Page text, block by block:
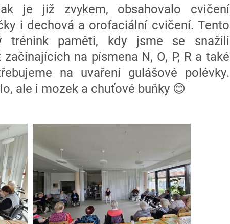
je již zvykem, obsahovalo cvičení
i dechová a orofaciální cvičení. Tento
paměti, kdy jsme se snažili
na písmena N, O, P, R a také
na uvaření gulášové polévky.
ale i mozek a chuťové buňky 😊